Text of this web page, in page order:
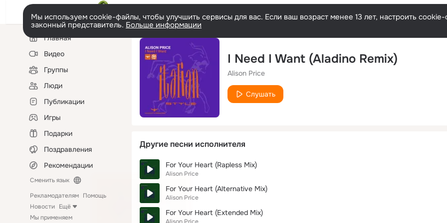
Мы используем cookie-файлы, чтобы улучшить сервисы для вас. Если ваш возраст менее 13 лет, настроить
законный представитель. Больше информации
Левая
колонкаГлавная
Видео
Группы
Люди
Публикации
Игры
Подарки
Поздравления
Рекомендации
Сменить язык
Рекламодателям Помощь
Новости Ещё
Мы применяем
I Need I Want (Aladino Remix)
Alison Price
Слушать
Другие песни исполнителя
For Your Heart (Rapless Mix)
Alison Price
For Your Heart (Alternative Mix)
Alison Price
For Your Heart (Extended Mix)